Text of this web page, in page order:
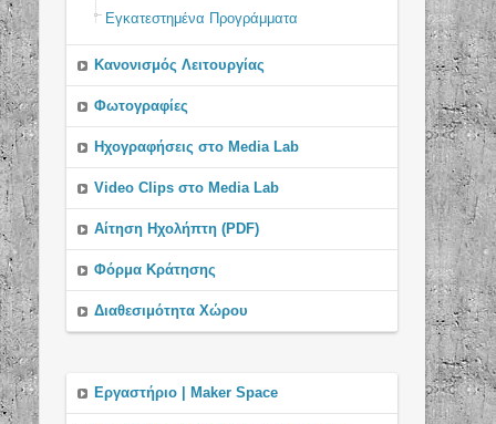
Εγκατεστημένα Προγράμματα
Κανονισμός Λειτουργίας
Φωτογραφίες
Ηχογραφήσεις στο Media Lab
Video Clips στο Media Lab
Αίτηση Ηχολήπτη (PDF)
Φόρμα Κράτησης
Διαθεσιμότητα Χώρου
Εργαστήριο | Maker Space